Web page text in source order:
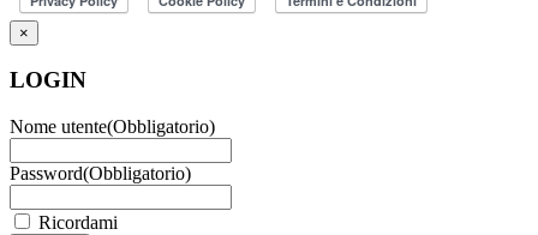
×
LOGIN
Nome utente(Obbligatorio)
Password(Obbligatorio)
Ricordami